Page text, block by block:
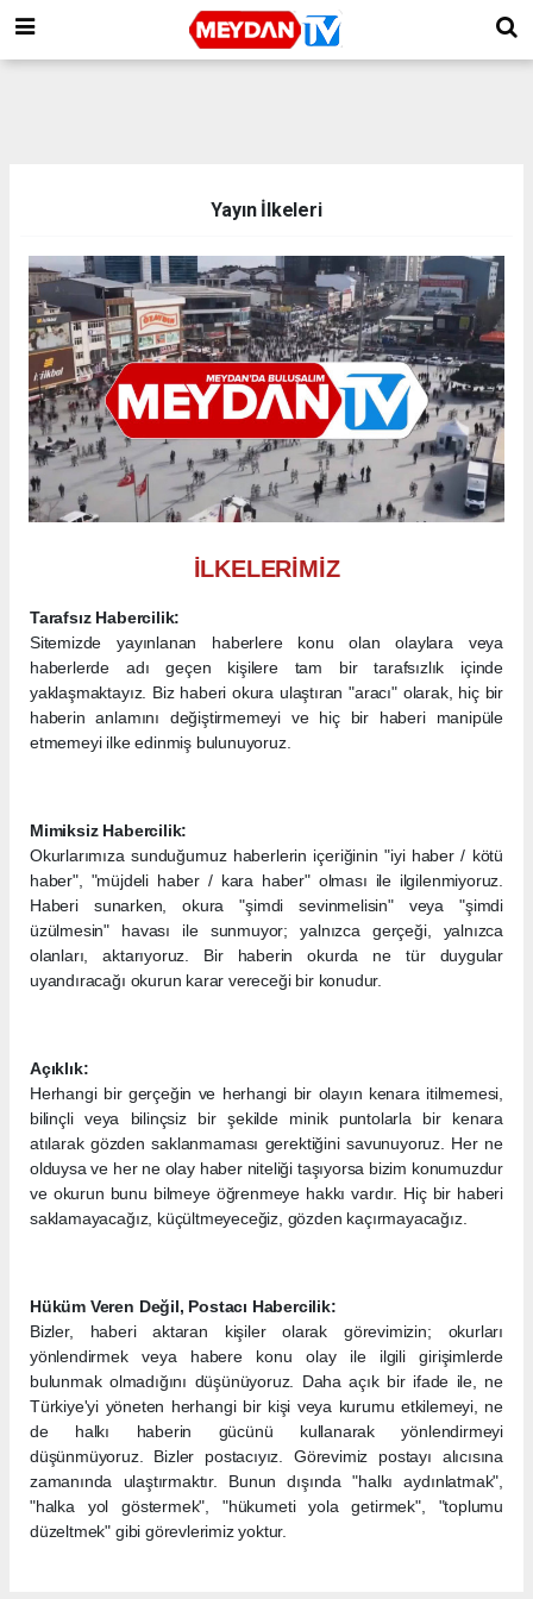
Yayın İlkeleri
İLKELERİMİZ
Tarafsız Habercilik:
Sitemizde yayınlanan haberlere konu olan olaylara veya
haberlerde adı geçen kişilere tam bir tarafsızlık içinde
yaklaşmaktayız. Biz haberi okura ulaştıran "aracı" olarak, hiç bir
haberin anlamını değiştirmemeyi ve hiç bir haberi manipüle
etmemeyi ilke edinmiş bulunuyoruz.
Mimiksiz Habercilik:
Okurlarımıza sunduğumuz haberlerin içeriğinin "iyi haber / kötü
haber", "müjdeli haber / kara haber" olması ile ilgilenmiyoruz.
Haberi sunarken, okura "şimdi sevinmelisin" veya "şimdi
üzülmesin" havası ile sunmuyor; yalnızca gerçeği, yalnızca
olanları, aktarıyoruz. Bir haberin okurda ne tür duygular
uyandıracağı okurun karar vereceği bir konudur.
Açıklık:
Herhangi bir gerçeğin ve herhangi bir olayın kenara itilmemesi,
bilinçli veya bilinçsiz bir şekilde minik puntolarla bir kenara
atılarak gözden saklanmaması gerektiğini savunuyoruz. Her ne
olduysa ve her ne olay haber niteliği taşıyorsa bizim konumuzdur
ve okurun bunu bilmeye öğrenmeye hakkı vardır. Hiç bir haberi
saklamayacağız, küçültmeyeceğiz, gözden kaçırmayacağız.
Hüküm Veren Değil, Postacı Habercilik:
Bizler, haberi aktaran kişiler olarak görevimizin; okurları
yönlendirmek veya habere konu olay ile ilgili girişimlerde
bulunmak olmadığını düşünüyoruz. Daha açık bir ifade ile, ne
Türkiye'yi yöneten herhangi bir kişi veya kurumu etkilemeyi, ne
de halkı haberin gücünü kullanarak yönlendirmeyi
düşünmüyoruz. Bizler postacıyız. Görevimiz postayı alıcısına
zamanında ulaştırmaktır. Bunun dışında "halkı aydınlatmak",
"halka yol göstermek", "hükumeti yola getirmek", "toplumu
düzeltmek" gibi görevlerimiz yoktur.